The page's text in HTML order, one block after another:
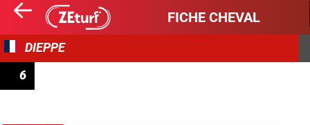
FICHE CHEVAL
DIEPPE
6